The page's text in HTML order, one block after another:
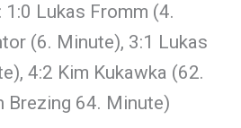
1:0 Lukas Fromm (4.
(6. Minute), 3:1 Lukas
4:2 Kim Kukawka (62.
Brezing 64. Minute)